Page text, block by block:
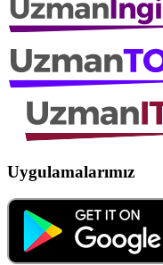
Uygulamalarımız